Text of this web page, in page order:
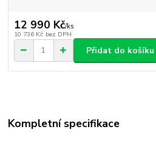
12 990 Kč/ks
10 736 Kč bez DPH
Přidat do košíku
Kompletní specifikace